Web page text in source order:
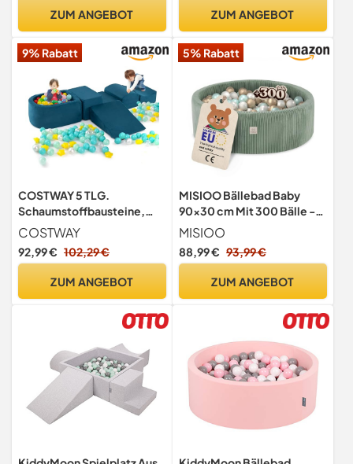
Waldgrün:
ZUM ANGEBOT
transparent, blau, gelb
ZUM ANGEBOT
9% Rabatt
COSTWAY 5 TLG.
Schaumstoffbausteine,
Riesenbausteine mit
Bällebad, Großbausteine
zum Toben und Klettern,
Softbausteine, Keine Bälle
COSTWAY
92,99 € 102,29 €
ZUM ANGEBOT
5% Rabatt
MISIOO Bällebad Baby
90x30 cm Mit 300 Bälle -
Premium Material,
Abziehbarer Bezug,
Manuell Waschbar bei 30
3 Jahre - Bällebad Bälle
MISIOO
88,99 € 93,99 €
ZUM ANGEBOT